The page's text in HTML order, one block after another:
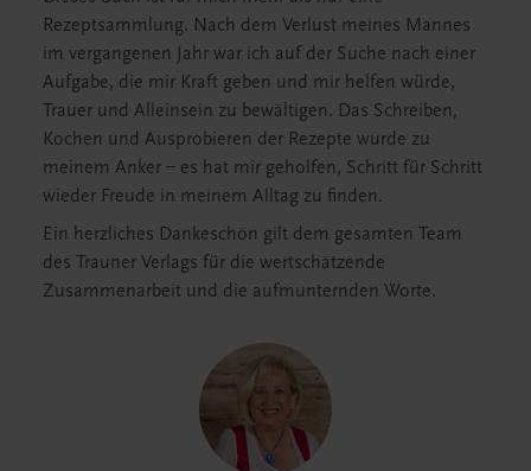
Rezeptsammlung. Nach dem Verlust meines Mannes
im vergangenen Jahr war ich auf der Suche nach einer
Aufgabe, die mir Kraft geben und mir helfen würde,
Trauer und Alleinsein zu bewältigen. Das Schreiben,
Kochen und Ausprobieren der Rezepte wurde zu
meinem Anker – es hat mir geholfen, Schritt für Schritt
wieder Freude in meinem Alltag zu finden.
Ein herzliches Dankeschön gilt dem gesamten Team
des Trauner Verlags für die wertschätzende
Zusammenarbeit und die aufmunternden Worte.